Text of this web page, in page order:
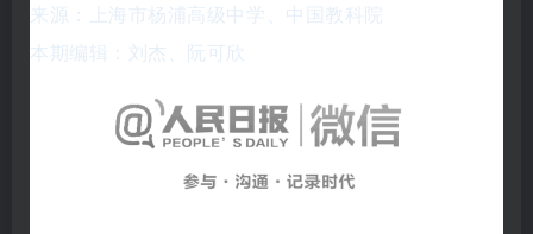
来源：
上海市杨浦高级中学、中国教科院
本期编辑：刘杰、阮可欣